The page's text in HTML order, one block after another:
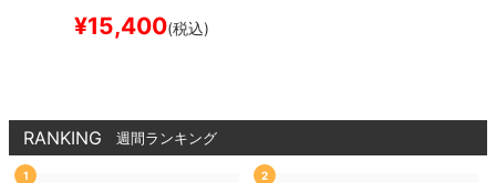
（JAMIE FOY）BLJBL
¥15,400(税込)
RANKING 週間ランキング
1 2